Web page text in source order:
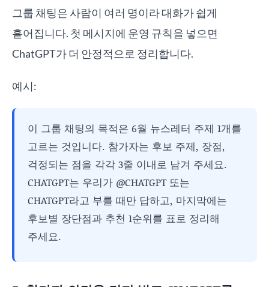
그룹 채팅은 사람이 여러 명이라 대화가 쉽게
흩어집니다. 첫 메시지에 운영 규칙을 넣으면
ChatGPT가 더 안정적으로 정리합니다.
예시:
이 그룹 채팅의 목적은 6월 뉴스레터 주제 1개를
고르는 것입니다. 참가자는 후보 주제, 장점,
걱정되는 점을 각각 3줄 이내로 남겨 주세요.
CHATGPT는 우리가 @CHATGPT 또는
CHATGPT라고 부를 때만 답하고, 마지막에는
후보별 장단점과 추천 1순위를 표로 정리해
주세요.